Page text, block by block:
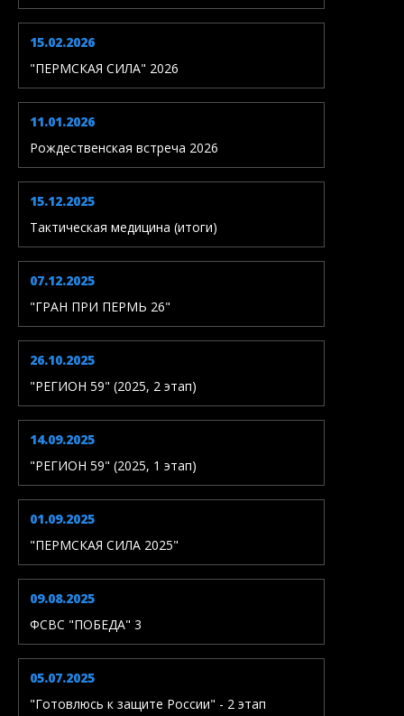
15.02.2026
"ПЕРМСКАЯ СИЛА" 2026
11.01.2026
Рождественская встреча 2026
15.12.2025
Тактическая медицина (итоги)
07.12.2025
"ГРАН ПРИ ПЕРМЬ 26"
26.10.2025
"РЕГИОН 59" (2025, 2 этап)
14.09.2025
"РЕГИОН 59" (2025, 1 этап)
01.09.2025
"ПЕРМСКАЯ СИЛА 2025"
09.08.2025
ФСВС "ПОБЕДА" 3
05.07.2025
"Готовлюсь к защите России" - 2 этап